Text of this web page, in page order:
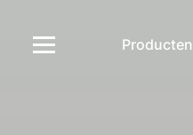
Producten